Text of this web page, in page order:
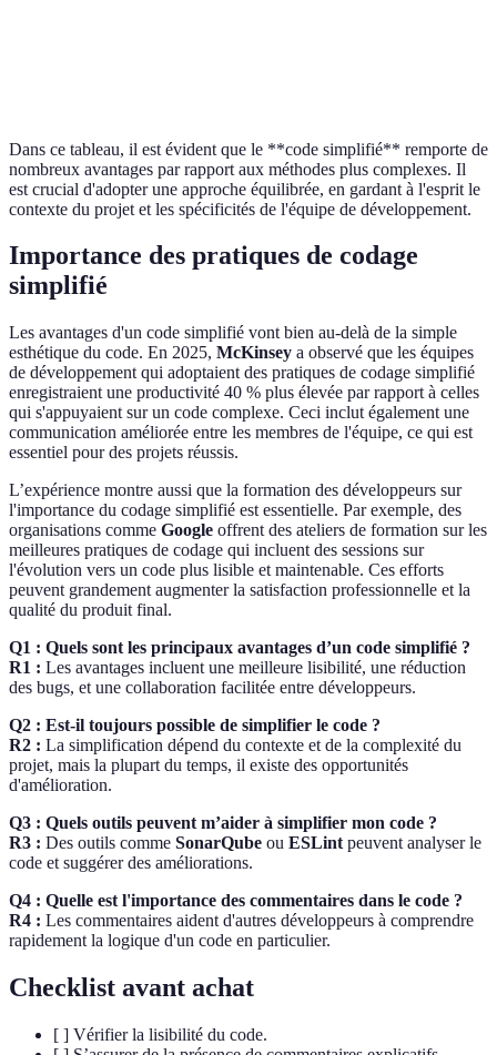
Dans ce tableau, il est évident que le **code simplifié** remporte de
nombreux avantages par rapport aux méthodes plus complexes. Il
est crucial d'adopter une approche équilibrée, en gardant à l'esprit le
contexte du projet et les spécificités de l'équipe de développement.
Importance des pratiques de codage
simplifié
Les avantages d'un code simplifié vont bien au-delà de la simple
esthétique du code. En 2025, McKinsey a observé que les équipes
de développement qui adoptaient des pratiques de codage simplifié
enregistraient une productivité 40 % plus élevée par rapport à celles
qui s'appuyaient sur un code complexe. Ceci inclut également une
communication améliorée entre les membres de l'équipe, ce qui est
essentiel pour des projets réussis.
L’expérience montre aussi que la formation des développeurs sur
l'importance du codage simplifié est essentielle. Par exemple, des
organisations comme Google offrent des ateliers de formation sur les
meilleures pratiques de codage qui incluent des sessions sur
l'évolution vers un code plus lisible et maintenable. Ces efforts
peuvent grandement augmenter la satisfaction professionnelle et la
qualité du produit final.
Q1 : Quels sont les principaux avantages d’un code simplifié ?
R1 : Les avantages incluent une meilleure lisibilité, une réduction
des bugs, et une collaboration facilitée entre développeurs.
Q2 : Est-il toujours possible de simplifier le code ?
R2 : La simplification dépend du contexte et de la complexité du
projet, mais la plupart du temps, il existe des opportunités
d'amélioration.
Q3 : Quels outils peuvent m’aider à simplifier mon code ?
R3 : Des outils comme SonarQube ou ESLint peuvent analyser le
code et suggérer des améliorations.
Q4 : Quelle est l'importance des commentaires dans le code ?
R4 : Les commentaires aident d'autres développeurs à comprendre
rapidement la logique d'un code en particulier.
Checklist avant achat
[ ] Vérifier la lisibilité du code.